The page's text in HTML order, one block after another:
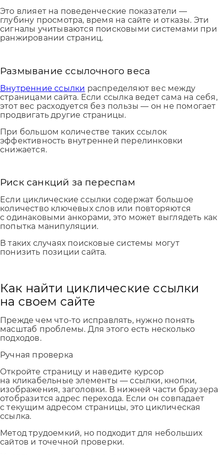
Это влияет на поведенческие показатели —
глубину просмотра, время на сайте и отказы. Эти
сигналы учитываются поисковыми системами при
ранжировании страниц.
Размывание ссылочного веса
Внутренние ссылки распределяют вес между
страницами сайта. Если ссылка ведет сама на себя,
этот вес расходуется без пользы — он не помогает
продвигать другие страницы.
При большом количестве таких ссылок
эффективность внутренней перелинковки
снижается.
Риск санкций за переспам
Если циклические ссылки содержат большое
количество ключевых слов или повторяются
с одинаковыми анкорами, это может выглядеть как
попытка манипуляции.
В таких случаях поисковые системы могут
понизить позиции сайта.
Как найти циклические ссылки
на своем сайте
Прежде чем что-то исправлять, нужно понять
масштаб проблемы. Для этого есть несколько
подходов.
Ручная проверка
Откройте страницу и наведите курсор
на кликабельные элементы — ссылки, кнопки,
изображения, заголовки. В нижней части браузера
отобразится адрес перехода. Если он совпадает
с текущим адресом страницы, это циклическая
ссылка.
Метод трудоемкий, но подходит для небольших
сайтов и точечной проверки.